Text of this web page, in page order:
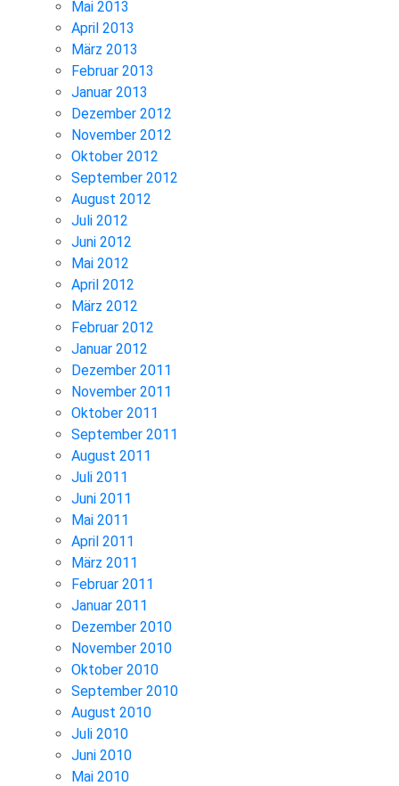
Mai 2013
April 2013
März 2013
Februar 2013
Januar 2013
Dezember 2012
November 2012
Oktober 2012
September 2012
August 2012
Juli 2012
Juni 2012
Mai 2012
April 2012
März 2012
Februar 2012
Januar 2012
Dezember 2011
November 2011
Oktober 2011
September 2011
August 2011
Juli 2011
Juni 2011
Mai 2011
April 2011
März 2011
Februar 2011
Januar 2011
Dezember 2010
November 2010
Oktober 2010
September 2010
August 2010
Juli 2010
Juni 2010
Mai 2010